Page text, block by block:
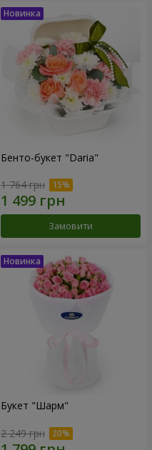
Бенто-букет "Daria"
1 764 грн
Замовити
Букет "Шарм"
2 249 грн